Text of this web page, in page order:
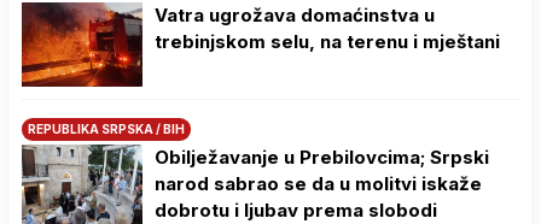
Vatra ugrožava domaćinstva u
trebinjskom selu, na terenu i mještani
REPUBLIKA SRPSKA / BIH
Obilježavanje u Prebilovcima; Srpski
narod sabrao se da u molitvi iskaže
dobrotu i ljubav prema slobodi